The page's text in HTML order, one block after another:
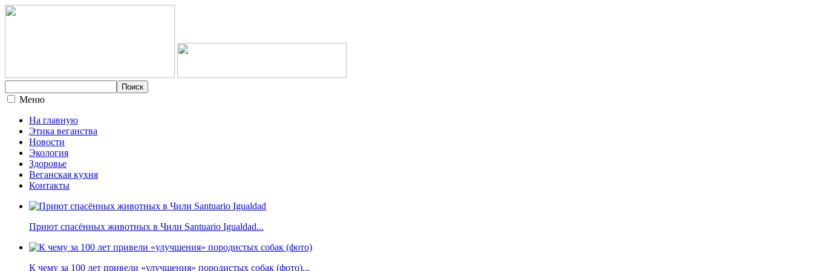
Меню
На главную
Этика веганства
Новости
Экология
Здоровье
Веганская кухня
Контакты
Приют спасённых животных в Чили Santuario Igualdad...
К чему за 100 лет привели «улучшения» породистых собак (фото)...